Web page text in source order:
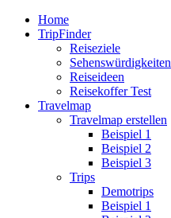
Home
TripFinder
Reiseziele
Sehenswürdigkeiten
Reiseideen
Reisekoffer Test
Travelmap
Travelmap erstellen
Beispiel 1
Beispiel 2
Beispiel 3
Trips
Demotrips
Beispiel 1